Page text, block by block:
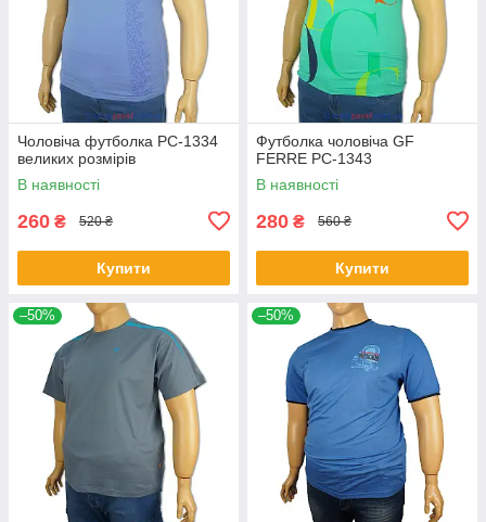
Чоловіча футболка PC-1334
великих розмірів
В наявності
260 ₴ 520 ₴
Купити
Футболка чоловіча GF
FERRE PC-1343
В наявності
280 ₴ 560 ₴
Купити
–50% –50%